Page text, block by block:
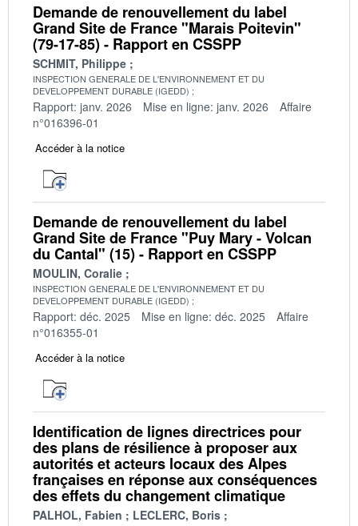
Demande de renouvellement du label
Grand Site de France "Marais Poitevin"
(79-17-85) - Rapport en CSSPP
SCHMIT, Philippe
INSPECTION GENERALE DE L'ENVIRONNEMENT ET DU
DEVELOPPEMENT DURABLE (IGEDD)
Rapport: janv. 2026 Mise en ligne: janv. 2026
Affaire
n°016396-01
Accéder à la notice
Demande de renouvellement du label
Grand Site de France "Puy Mary - Volcan
du Cantal" (15) - Rapport en CSSPP
MOULIN, Coralie
INSPECTION GENERALE DE L'ENVIRONNEMENT ET DU
DEVELOPPEMENT DURABLE (IGEDD)
Rapport: déc. 2025 Mise en ligne: déc. 2025
Affaire
n°016355-01
Accéder à la notice
Identification de lignes directrices pour
des plans de résilience à proposer aux
autorités et acteurs locaux des Alpes
françaises en réponse aux conséquences
des effets du changement climatique
PALHOL, Fabien
LECLERC, Boris